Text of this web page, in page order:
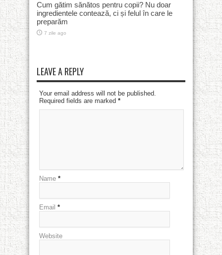
Cum gătim sănătos pentru copii? Nu doar
ingredientele contează, ci și felul în care le
preparăm
7 zile ago
LEAVE A REPLY
Your email address will not be published.
Required fields are marked *
Name *
Email *
Website